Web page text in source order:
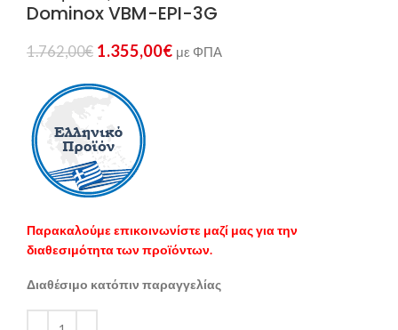
Dominox VBM-EPI-3G
1.762,00€ 1.355,00€ με ΦΠΑ
Παρακαλούμε επικοινωνίστε μαζί μας για την
διαθεσιμότητα των προϊόντων.
Διαθέσιμο κατόπιν παραγγελίας